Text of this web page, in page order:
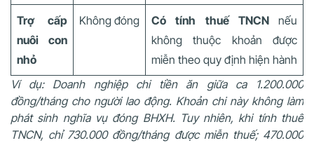
Trợ cấp
nuôi con
nhỏ
Không đóng Có tính thuế TNCN nếu
không thuộc khoản được
miễn theo quy định hiện hành
Ví dụ: Doanh nghiệp chi tiền ăn giữa ca 1.200.000
đồng/tháng cho người lao động. Khoản chi này không làm
phát sinh nghĩa vụ đóng BHXH. Tuy nhiên, khi tính thuế
TNCN, chỉ 730.000 đồng/tháng được miễn thuế; 470.000